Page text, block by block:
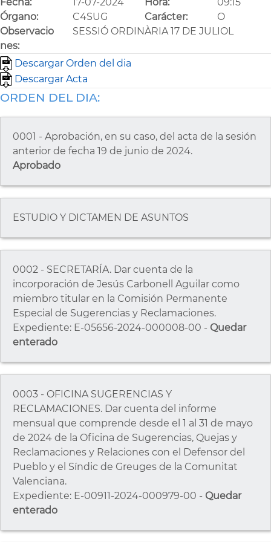
Órgano:
C4SUG Carácter:
O
Observacio
nes:
SESSIÓ ORDINÀRIA 17 DE JULIOL
Descargar Orden del dia
Descargar Acta
ORDEN DEL DIA:
0001 - Aprobación, en su caso, del acta de la sesión
anterior de fecha 19 de junio de 2024.
Aprobado
ESTUDIO Y DICTAMEN DE ASUNTOS
0002 - SECRETARÍA. Dar cuenta de la
incorporación de Jesús Carbonell Aguilar como
miembro titular en la Comisión Permanente
Especial de Sugerencias y Reclamaciones.
Expediente: E-05656-2024-000008-00 - Quedar
enterado
0003 - OFICINA SUGERENCIAS Y
RECLAMACIONES. Dar cuenta del informe
mensual que comprende desde el 1 al 31 de mayo
de 2024 de la Oficina de Sugerencias, Quejas y
Reclamaciones y Relaciones con el Defensor del
Pueblo y el Síndic de Greuges de la Comunitat
Valenciana.
Expediente: E-00911-2024-000979-00 - Quedar
enterado